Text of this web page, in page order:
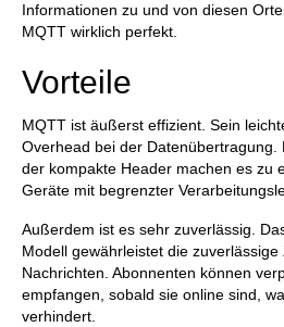
Informationen zu und von diesen
MQTT wirklich perfekt.
Vorteile
MQTT ist äußerst effizient. Sein
Overhead bei der Datenübertragung.
der kompakte Header machen es zu
Geräte mit begrenzter
Außerdem ist es sehr zuverlässig.
Modell gewährleistet die zuverlässige
Nachrichten. Abonnenten können
empfangen, sobald sie online sind,
verhindert.